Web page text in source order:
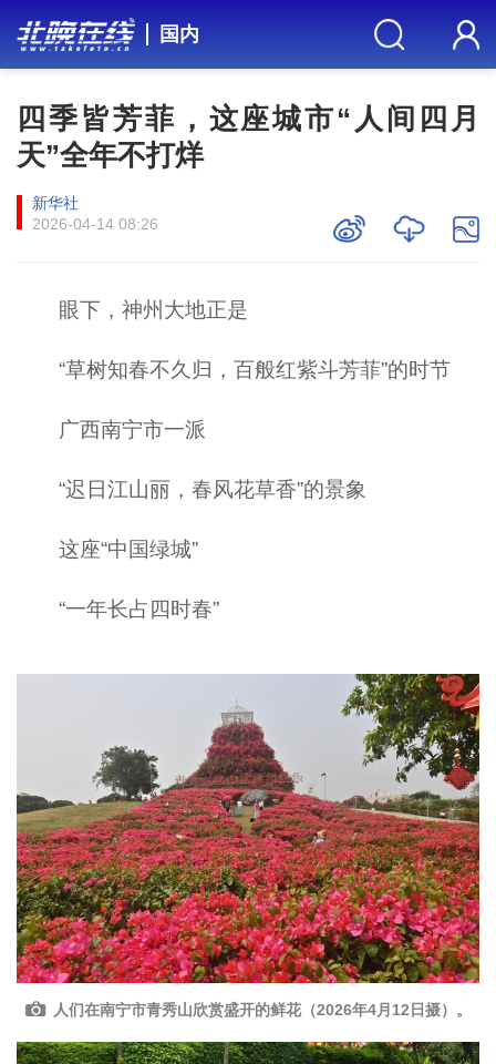
国内
四季皆芳菲，这座城市“人间四月
天”全年不打烊
新华社
2026-04-14 08:26
眼下，神州大地正是
“草树知春不久归，百般红紫斗芳菲”的时节
广西南宁市一派
“迟日江山丽，春风花草香”的景象
这座“中国绿城”
“一年长占四时春”
人们在南宁市青秀山欣赏盛开的鲜花（2026年4月12日摄）。